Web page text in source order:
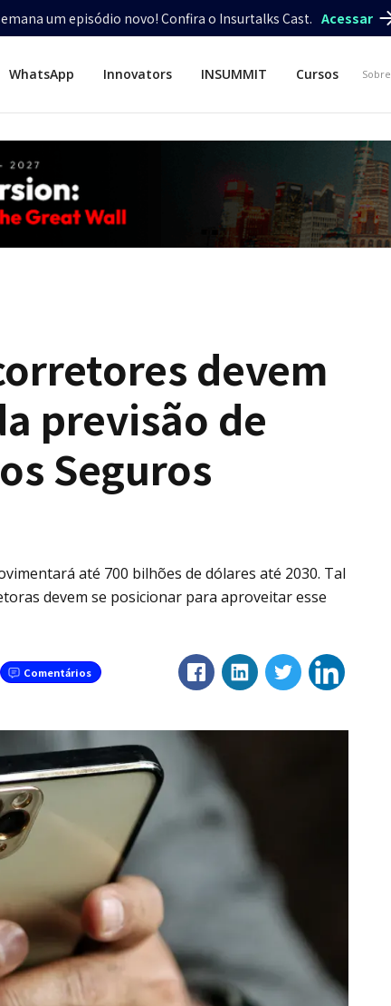
um episódio novo! Confira o Insurtalks Cast. Acessar
WhatsApp Innovators INSUMMIT Cursos Sobre
devem
previsão de
Seguros
até 700 bilhões de dólares até 2030. Tal
devem se posicionar para aproveitar esse
Comentários